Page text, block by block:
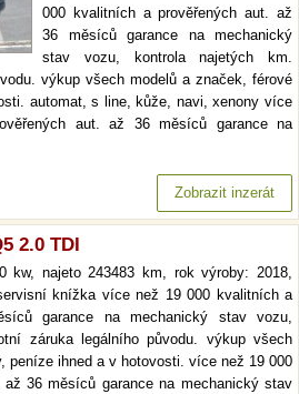
000 kvalitních a prověřených aut. až
36 měsíců garance na mechanický
stav vozu, kontrola najetých km.
výkup všech modelů a značek, férové
automat, s line, kůže, navi, xenony více
aut. až 36 měsíců garance na
Zobrazit inzerát
2.0 TDI
najeto 243483 km, rok výroby: 2018,
knížka více než 19 000 kvalitních a
garance na mechanický stav vozu,
záruka legálního původu. výkup všech
peníze ihned a v hotovosti. více než 19 000
36 měsíců garance na mechanický stav